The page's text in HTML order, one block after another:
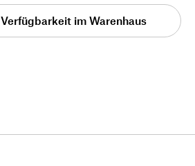
Verfügbarkeit im Warenhaus